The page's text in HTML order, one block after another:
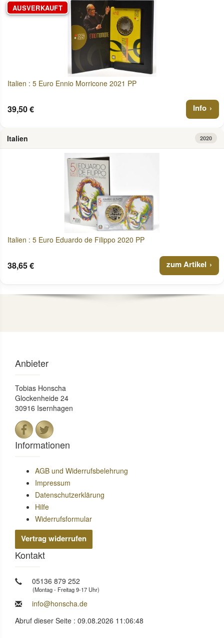
AUSVERKAUFT
Italien : 5 Euro Ennio Morricone 2021 PP
39,50 € Info
Italien 2020
Italien : 5 Euro Eduardo de Filippo 2020 PP
38,65 € zum Artikel
Anbieter
Tobias Honscha
Glockenheide 24
30916 Isernhagen
Informationen
AGB und Widerrufsbelehrung
Impressum
Datenschutzerklärung
Hilfe
Widerrufsformular
Vertrag widerrufen
Kontakt
05136 879 252
(Montag - Freitag 9-17 Uhr)
info@honscha.de
Abruf dieser Seite : 09.08.2026 11:06:48